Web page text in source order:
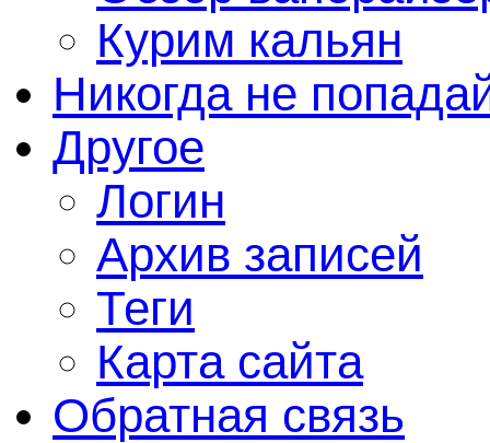
Курим кальян
Никогда не
Другое
Логин
Архив записей
Теги
Карта сайта
Обратная связь